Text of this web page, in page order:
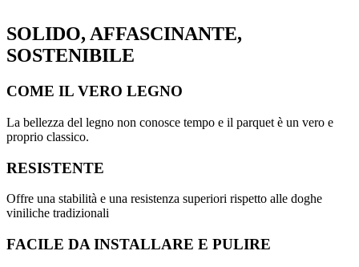
SOLIDO, AFFASCINANTE,
SOSTENIBILE
COME IL VERO LEGNO
La bellezza del legno non conosce tempo e il parquet è un vero e
proprio classico.
RESISTENTE
Offre una stabilità e una resistenza superiori rispetto alle doghe
viniliche tradizionali
FACILE DA INSTALLARE E PULIRE